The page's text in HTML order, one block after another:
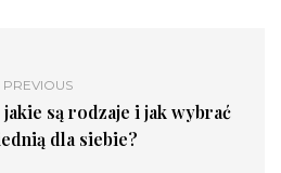
PREVIOUS
są rodzaje i jak wybrać
dla siebie?